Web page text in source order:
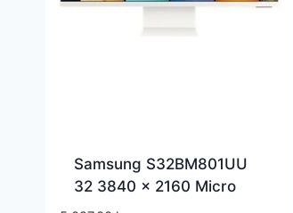
Samsung S32BM801UU
32 3840 x 2160 Micro
HDMI USB-C 60Hz